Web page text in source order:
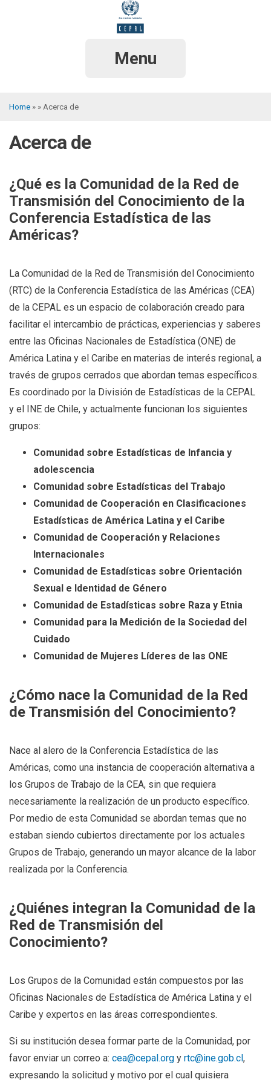
Menu
Home Acerca de
Acerca de
¿Qué es la Comunidad de la Red de
Transmisión del Conocimiento de la
Conferencia Estadística de las
Américas?
La Comunidad de la Red de Transmisión del Conocimiento
(RTC) de la Conferencia Estadística de las Américas (CEA)
de la CEPAL es un espacio de colaboración creado para
facilitar el intercambio de prácticas, experiencias y saberes
entre las Oficinas Nacionales de Estadística (ONE) de
América Latina y el Caribe en materias de interés regional, a
través de grupos cerrados que abordan temas específicos.
Es coordinado por la División de Estadísticas de la CEPAL
y el INE de Chile, y actualmente funcionan los siguientes
grupos:
Comunidad sobre Estadísticas de Infancia y
adolescencia
Comunidad sobre Estadísticas del Trabajo
Comunidad de Cooperación en Clasificaciones
Estadísticas de América Latina y el Caribe
Comunidad de Cooperación y Relaciones
Internacionales
Comunidad de Estadísticas sobre Orientación
Sexual e Identidad de Género
Comunidad de Estadísticas sobre Raza y Etnia
Comunidad para la Medición de la Sociedad del
Cuidado
Comunidad de Mujeres Líderes de las ONE
¿Cómo nace la Comunidad de la Red
de Transmisión del Conocimiento?
Nace al alero de la Conferencia Estadística de las
Américas, como una instancia de cooperación alternativa a
los Grupos de Trabajo de la CEA, sin que requiera
necesariamente la realización de un producto específico.
Por medio de esta Comunidad se abordan temas que no
estaban siendo cubiertos directamente por los actuales
Grupos de Trabajo, generando un mayor alcance de la labor
realizada por la Conferencia.
¿Quiénes integran la Comunidad de la
Red de Transmisión del
Conocimiento?
Los Grupos de la Comunidad están compuestos por las
Oficinas Nacionales de Estadística de América Latina y el
Caribe y expertos en las áreas correspondientes.
Si su institución desea formar parte de la Comunidad, por
favor enviar un correo a: cea@cepal.org y rtc@ine.gob.cl,
expresando la solicitud y motivo por el cual quisiera